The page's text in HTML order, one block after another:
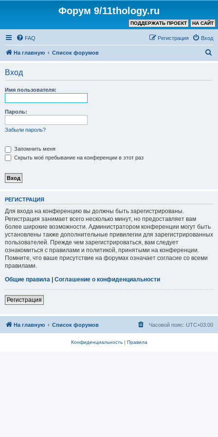
Форум 9/11thology.ru
НА САЙТ
ПОДДЕРЖАТЬ ПРОЕКТ
FAQ Вход
Регистрация
На главную Список форумов
Вход
Имя пользователя:
Пароль:
Забыли пароль?
Запомнить меня
Скрыть моё пребывание на конференции в этот раз
РЕГИСТРАЦИЯ
Для входа на конференцию вы должны быть зарегистрированы.
Регистрация занимает всего несколько минут, но предоставляет вам
более широкие возможности. Администратором конференции могут быть
установлены также дополнительные привилегии для зарегистрированных
пользователей. Прежде чем зарегистрироваться, вам следует
ознакомиться с правилами и политикой, принятыми на конференции.
Помните, что ваше присутствие на форумах означает согласие со всеми
правилами.
Общие правила | Соглашение о конфиденциальности
Регистрация
На главную Список форумов Часовой пояс: UTC+03:00
Конфиденциальность| Правила